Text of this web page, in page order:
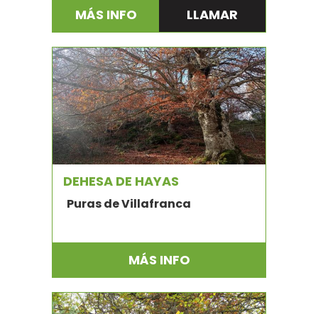
MÁS INFO LLAMAR
DEHESA DE HAYAS
Puras de Villafranca
MÁS INFO